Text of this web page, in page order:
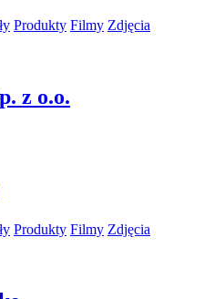
Produkty Filmy Zdjęcia
z o.o.
Produkty Filmy Zdjęcia